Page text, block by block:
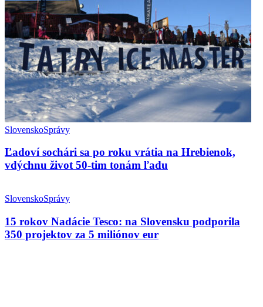
SlovenskoSprávy
Ľadoví sochári sa po roku vrátia na Hrebienok,
vdýchnu život 50-tim tonám ľadu
SlovenskoSprávy
15 rokov Nadácie Tesco: na Slovensku podporila
350 projektov za 5 miliónov eur